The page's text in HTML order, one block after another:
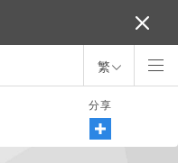
繁
分享